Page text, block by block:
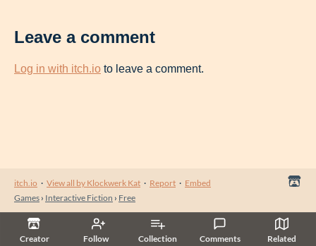
Creator Follow Collection Comments Related
Leave a comment
Log in with itch.io to leave a comment.
itch.io · View all by Klockwerk Kat · Report · Embed
Games › Interactive Fiction › Free